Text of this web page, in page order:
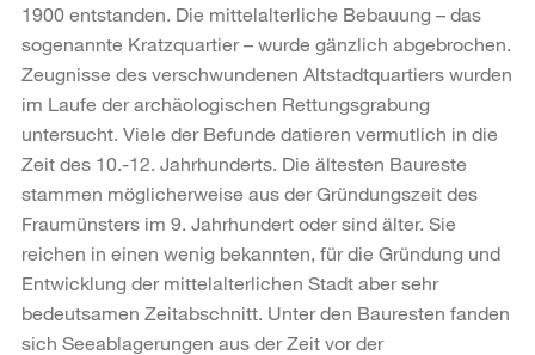
1900 entstanden. Die mittelalterliche Bebauung – das
sogenannte Kratzquartier – wurde gänzlich abgebrochen.
Zeugnisse des verschwundenen Altstadtquartiers wurden
im Laufe der archäologischen Rettungsgrabung
untersucht. Viele der Befunde datieren vermutlich in die
Zeit des 10.-12. Jahrhunderts. Die ältesten Baureste
stammen möglicherweise aus der Gründungszeit des
Fraumünsters im 9. Jahrhundert oder sind älter. Sie
reichen in einen wenig bekannten, für die Gründung und
Entwicklung der mittelalterlichen Stadt aber sehr
bedeutsamen Zeitabschnitt. Unter den Bauresten fanden
sich Seeablagerungen aus der Zeit vor der